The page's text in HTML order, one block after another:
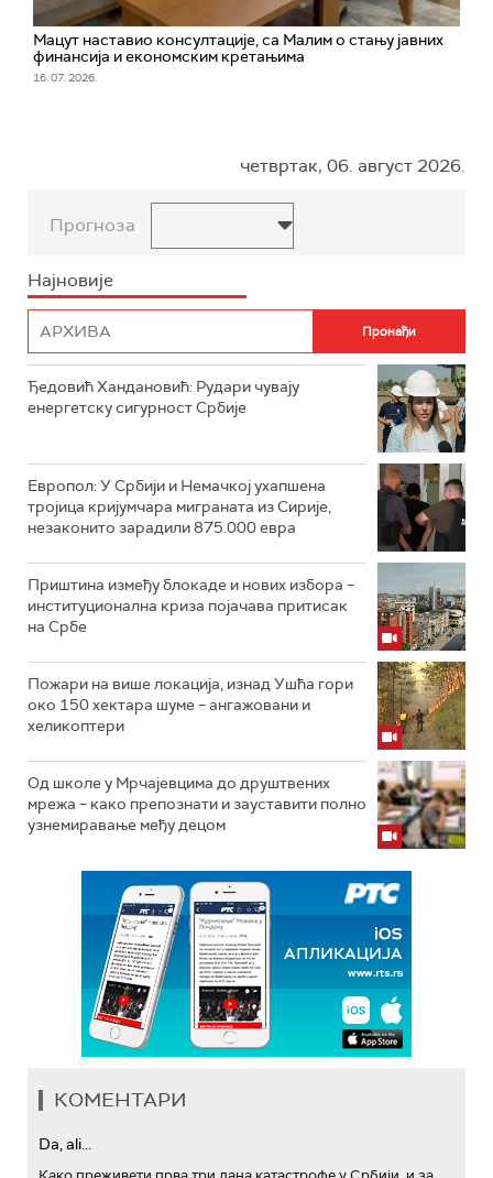
Мацут наставио консултације, са Малим о стању јавних
финансија и економским кретањимa
16. 07. 2026.
четвртак, 06. август 2026.
Прогноза
Најновије
Ђедовић Хандановић: Рудари чувају
енергетску сигурност Србије
Европол: У Србији и Немачкој ухапшена
тројица кријумчара миграната из Сирије,
незаконито зарадили 875.000 евра
Приштина између блокаде и нових избора –
институционална криза појачава притисак
на Србе
Пожари на више локација, изнад Ушћа гори
око 150 хектара шуме – ангажовани и
хеликоптери
Од школе у Мрчајевцима до друштвених
мрежа – како препознати и зауставити полно
узнемиравање међу децом
КОМЕНТАРИ
Da, ali...